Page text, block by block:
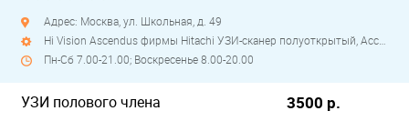
Адрес: Москва, ул. Школьная, д. 49
Пн-Сб 7.00-21.00; Воскресенье 8.00-20.00
УЗИ полового члена 3500 р.